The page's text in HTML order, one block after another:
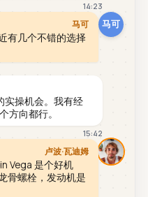
14:23
马可
马可
有几个不错的选择
实操机会。我有经
方向都行。
15:42
卢波·瓦迪姆
Vega 是个好机
骨螺栓，发动机是